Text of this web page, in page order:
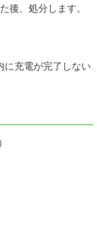
後、処分します。
に充電が完了しない